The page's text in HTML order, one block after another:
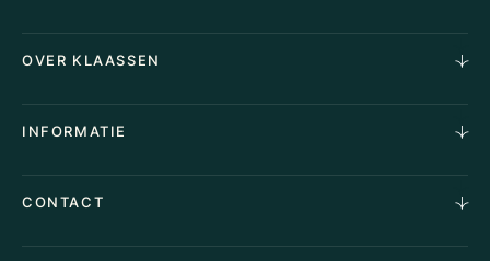
Aankoopopdracht
Stille verkoop
Taxaties
Advies
OVER KLAASSEN
Waarom Klaassen
Vacatures
Algemene voorwaarden
INFORMATIE
Vergunningen
CONTACT